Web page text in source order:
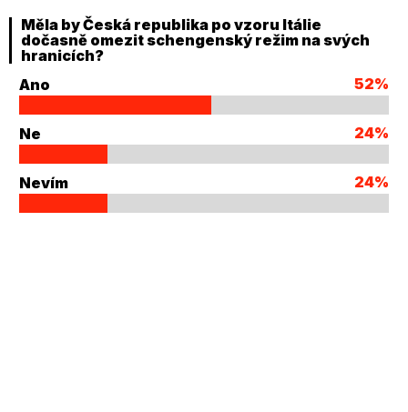
Měla by Česká republika po vzoru Itálie
dočasně omezit schengenský režim na svých
hranicích?
Ano
52%
Ne 24%
Nevím 24%